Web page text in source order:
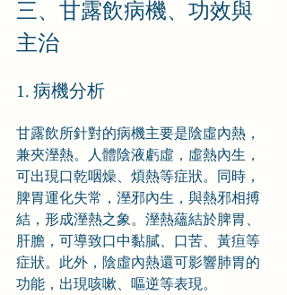
三、甘露飲病機、功效與
主治
1. 病機分析
甘露飲所針對的病機主要是陰虛內熱，
兼夾溼熱。人體陰液虧虛，虛熱內生，
可出現口乾咽燥、煩熱等症狀。同時，
脾胃運化失常，溼邪內生，與熱邪相搏
結，形成溼熱之象。溼熱蘊結於脾胃、
肝膽，可導致口中黏膩、口苦、黃疸等
症狀。此外，陰虛內熱還可影響肺胃的
功能，出現咳嗽、嘔逆等表現。